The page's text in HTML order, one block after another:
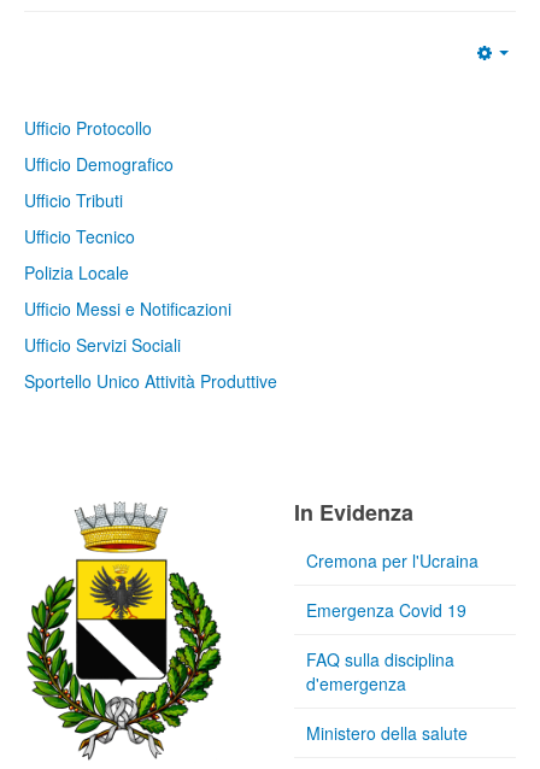
Ufficio Protocollo
Ufficio Demografico
Ufficio Tributi
Ufficio Tecnico
Polizia Locale
Ufficio Messi e Notificazioni
Ufficio Servizi Sociali
Sportello Unico Attività Produttive
In Evidenza
Cremona per l'Ucraina
Emergenza Covid 19
FAQ sulla disciplina
d'emergenza
Ministero della salute